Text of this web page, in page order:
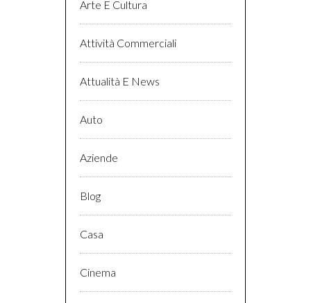
Arte E Cultura
Attività Commerciali
Attualità E News
Auto
Aziende
Blog
Casa
Cinema